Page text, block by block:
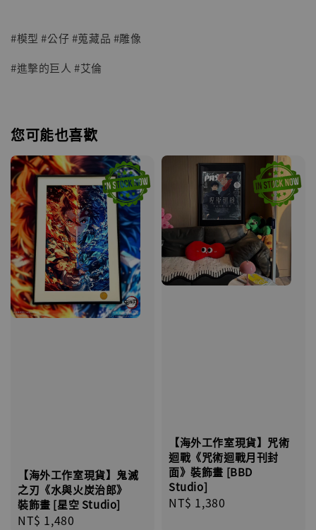
#模型 #公仔 #蒐藏品 #雕像
#進擊的巨人 #艾倫
您可能也喜歡
【海外工作室現貨】鬼滅
之刃《水與火炭治郎》
裝飾畫 [星空 Studio]
Regular
NT$ 1,480
【海外工作室現貨】咒術
迴戰《咒術迴戰月刊封
面》裝飾畫 [BBD
Studio]
Regular
NT$ 1,380